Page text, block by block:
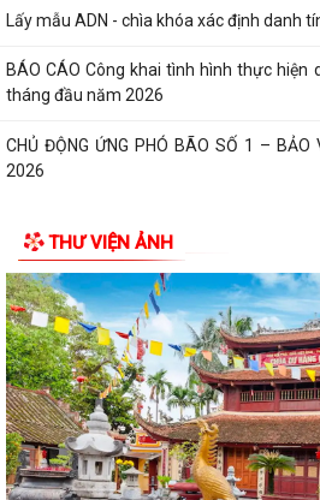
Lấy mẫu ADN - chìa khóa xác định danh
BÁO CÁO Công khai tình hình thực
tháng đầu năm 2026
CHỦ ĐỘNG ỨNG PHÓ BÃO SỐ 1 – BẢO
2026
XÚC CỬ TRI CHUẨN BỊ KỲ HỌP THƯỜNG
Công điện phòng chống bão số 1 (Bão
THÔNG BÁO Lịch tiếp công dân định kỳ
xã Quý III, IV năm 2026
Bộ Chính trị tổ chức hội nghị toàn quốc
tổ chức tổng thể của hệ...
THƯ VIỆN ẢNH